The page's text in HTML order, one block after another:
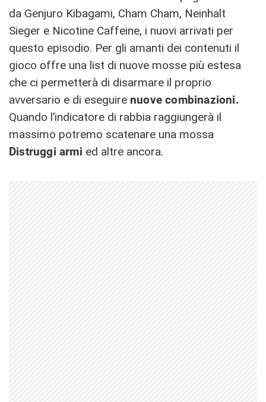
da Genjuro Kibagami, Cham Cham, Neinhalt
Sieger e Nicotine Caffeine, i nuovi arrivati per
questo episodio. Per gli amanti dei contenuti il
gioco offre una list di nuove mosse più estesa
che ci permetterà di disarmare il proprio
avversario e di eseguire nuove combinazioni.
Quando l’indicatore di rabbia raggiungerà il
massimo potremo scatenare una mossa
Distruggi armi ed altre ancora.